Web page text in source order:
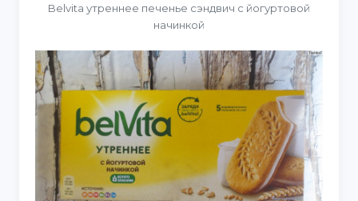
Belvita утреннее печенье сэндвич с йогуртовой
начинкой